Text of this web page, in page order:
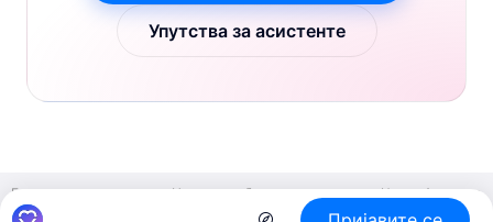
Упутства за асистенте
Блогови о путовањима Направите блог о путовањима Цене Агентско